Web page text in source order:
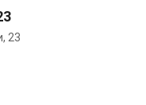
23